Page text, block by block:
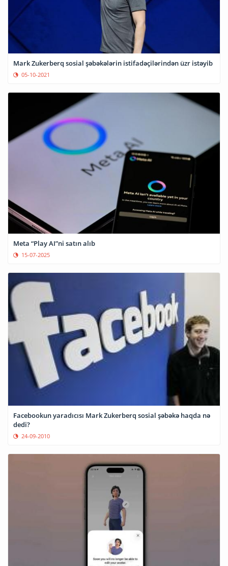
Mark Zukerberq sosial şəbəkələrin istifadəçilərindən üzr istəyib
05-10-2021
Meta “Play AI”ni satın alıb
15-07-2025
Facebookun yaradıcısı Mark Zukerberq sosial şəbəkə haqda nə
dedi?
24-09-2010